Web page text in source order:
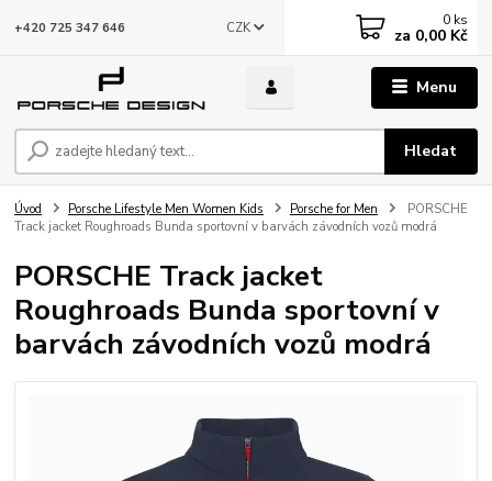
Menu
CZK
Hledat
+420 725 347 646 0 ks
za 0,00 Kč
Úvod Porsche Lifestyle Men Women Kids Porsche for Men
PORSCHE
Track jacket Roughroads Bunda sportovní v barvách závodních vozů modrá
PORSCHE Track jacket
Roughroads Bunda sportovní v
barvách závodních vozů modrá